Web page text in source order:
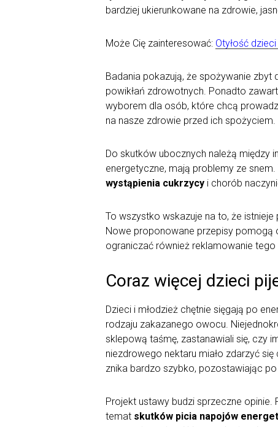
bardziej ukierunkowane na zdrowie,
Może Cię zainteresować: Otyłość
Badania pokazują, że spożywanie
powikłań zdrowotnych. Ponadto
wyborem dla osób, które chcą
na nasze zdrowie przed ich spożyciem.
Do skutków ubocznych należą między
energetyczne, mają problemy ze
wystąpienia cukrzycy i chorób
To wszystko wskazuje na to, że
Nowe proponowane przepisy pomogą
ograniczać również reklamowanie
Coraz więcej dzieci
Dzieci i młodzież chętnie sięgają po
rodzaju zakazanego owocu.
sklepową taśmę, zastanawiali się, czy
niezdrowego nektaru miało zdarzyć
znika bardzo szybko, pozostawiając
Projekt ustawy budzi sprzeczne opinie.
temat skutków picia napojów